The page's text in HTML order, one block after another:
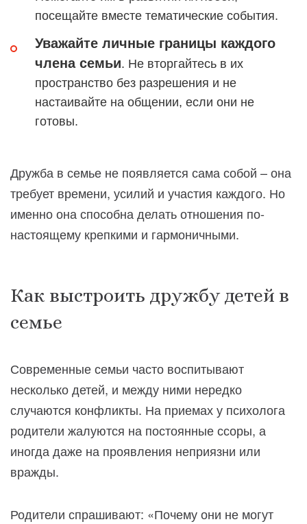
посещайте вместе тематические события.
Уважайте личные границы каждого
члена семьи. Не вторгайтесь в их
пространство без разрешения и не
настаивайте на общении, если они не
готовы.
Дружба в семье не появляется сама собой – она
требует времени, усилий и участия каждого. Но
именно она способна делать отношения по-
настоящему крепкими и гармоничными.
Как выстроить дружбу детей в
семье
Современные семьи часто воспитывают
несколько детей, и между ними нередко
случаются конфликты. На приемах у психолога
родители жалуются на постоянные ссоры, а
иногда даже на проявления неприязни или
вражды.
Родители спрашивают: «Почему они не могут